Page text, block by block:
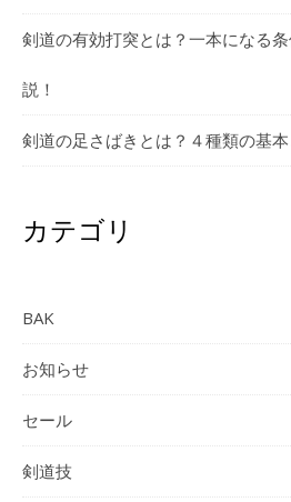
剣道の有効打突とは？一本になる
説！
剣道の足さばきとは？４種類の基
カテゴリ
BAK
お知らせ
セール
剣道技